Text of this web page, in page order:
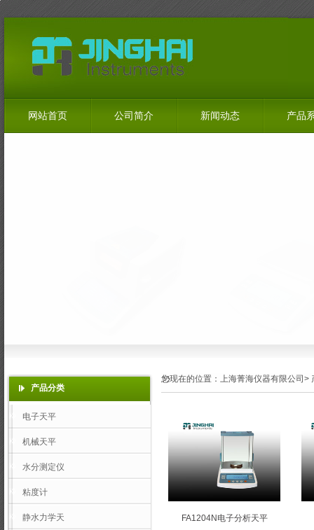
网站首页 公司简介 新闻动态 产品
FA1204N电子分析天平
您现在的位置： 上海菁海仪器有限公司 >
产品分类
电子天平
机械天平
水分测定仪
粘度计
静水力学天